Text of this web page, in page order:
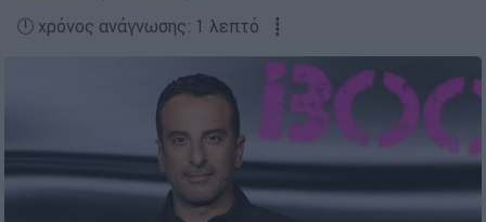
🕛 χρόνος ανάγνωσης: 1 λεπτό ┋